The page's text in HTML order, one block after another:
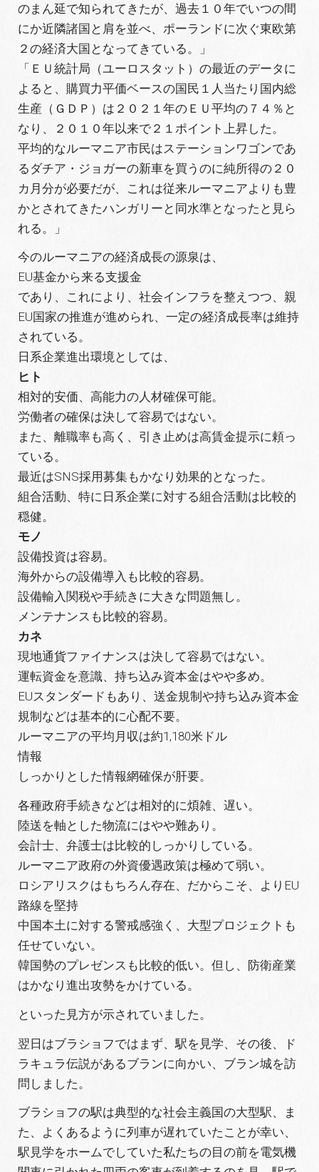
のまん延で知られてきたが、過去１０年でいつの間
にか近隣諸国と肩を並べ、ポーランドに次ぐ東欧第
２の経済大国となってきている。」
「ＥＵ統計局（ユーロスタット）の最近のデータに
よると、購買力平価ベースの国民１人当たり国内総
生産（ＧＤＰ）は２０２１年のＥＵ平均の７４％と
なり、２０１０年以来で２１ポイント上昇した。
平均的なルーマニア市民はステーションワゴンであ
るダチア・ジョガーの新車を買うのに純所得の２０
カ月分が必要だが、これは従来ルーマニアよりも豊
かとされてきたハンガリーと同水準となったと見ら
れる。」
今のルーマニアの経済成長の源泉は、
EU基金から来る支援金
であり、これにより、社会インフラを整えつつ、親
EU国家の推進が進められ、一定の経済成長率は維持
されている。
日系企業進出環境としては、
ヒト
相対的安価、高能力の人材確保可能。
労働者の確保は決して容易ではない。
また、離職率も高く、引き止めは高賃金提示に頼っ
ている。
最近はSNS採用募集もかなり効果的となった。
組合活動、特に日系企業に対する組合活動は比較的
穏健。
モノ
設備投資は容易。
海外からの設備導入も比較的容易。
設備輸入関税や手続きに大きな問題無し。
メンテナンスも比較的容易。
カネ
現地通貨ファイナンスは決して容易ではない。
運転資金を意識、持ち込み資本金はやや多め。
EUスタンダードもあり、送金規制や持ち込み資本金
規制などは基本的に心配不要。
ルーマニアの平均月収は約1,180米ドル
情報
しっかりとした情報網確保が肝要。
各種政府手続きなどは相対的に煩雑、遅い。
陸送を軸とした物流にはやや難あり。
会計士、弁護士は比較的しっかりしている。
ルーマニア政府の外資優遇政策は極めて弱い。
ロシアリスクはもちろん存在、だからこそ、よりEU
路線を堅持
中国本土に対する警戒感強く、大型プロジェクトも
任せていない。
韓国勢のプレゼンスも比較的低い。但し、防衛産業
はかなり進出攻勢をかけている。
といった見方が示されていました。
翌日はブラショフではまず、駅を見学、その後、ド
ラキュラ伝説があるブランに向かい、ブラン城を訪
問しました。
ブラショフの駅は典型的な社会主義国の大型駅、ま
た、よくあるように列車が遅れていたことが幸い、
駅見学をホームでしていた私たちの目の前を電気機